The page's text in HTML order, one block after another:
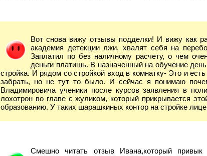
Вот снова вижу отзывы подделки! И вижу как
академия детекции лжи, хвалят себя на
Заплатил по без наличному расчету, о чем
деньги платишь. В назначенный на обучение
стройка. И рядом со стройкой вход в комнатку- Это и
забрать, но не тут то было. И сейчас я понимаю
Владимировича ученики после курсов заявления в
лохотрон во главе с жуликом, который прикрывается
образованию. У таких шарашкиных контор на стройке
Смешно читать отзыв Ивана,который